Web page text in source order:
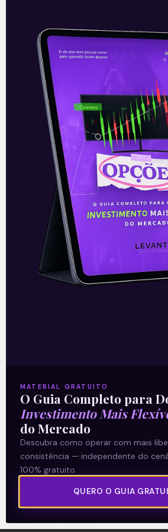
Nova pesquisa
A rejeição do governo
nova máxima dentro da
realizada pelo Ipespe,
pesquisas que realiza
para o grupo XP. Segundo
Leia mais
01/10/2021
Sobre nós
Termos e Condições
Política de Privacidade
Explore
E Eu Com Isso?
Vídeos no Youtube
MATERIAL GRATUITO
O Guia Completo para
Investimento Mais
do Mercado
Descubra como operar com mais
consistência — independente do
100% gratuito.
QUERO O GUIA